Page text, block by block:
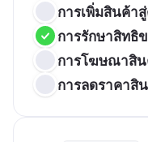
การเพิ่มสินค้า
การรักษาสิทธิ
การโฆษณาสิ
การลดราคาสิ